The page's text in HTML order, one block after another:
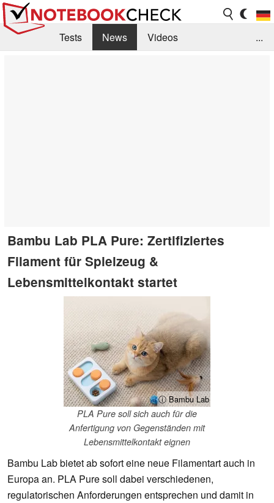
Tests News
Videos
...
Bambu Lab PLA Pure: Zertifiziertes
Filament für Spielzeug &
Lebensmittelkontakt startet
ⓘ Bambu Lab
PLA Pure soll sich auch für die
Anfertigung von Gegenständen mit
Lebensmittelkontakt eignen
Bambu Lab bietet ab sofort eine neue Filamentart auch in
Europa an. PLA Pure soll dabei verschiedenen,
regulatorischen Anforderungen entsprechen und damit in